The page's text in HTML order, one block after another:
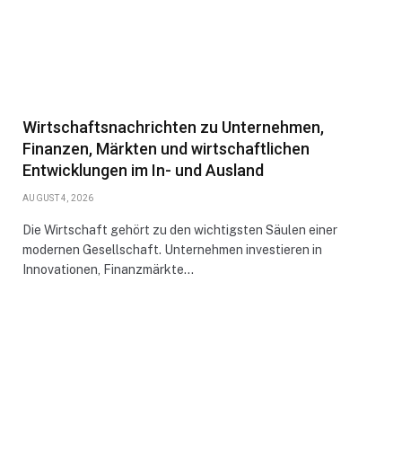
Wirtschaftsnachrichten zu Unternehmen,
Finanzen, Märkten und wirtschaftlichen
Entwicklungen im In- und Ausland
AUGUST 4, 2026
Die Wirtschaft gehört zu den wichtigsten Säulen einer
modernen Gesellschaft. Unternehmen investieren in
Innovationen, Finanzmärkte…